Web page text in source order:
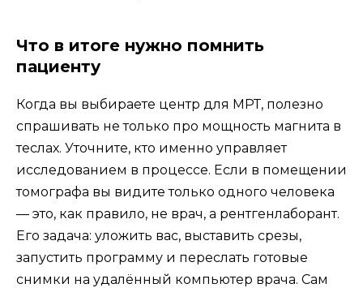
Что в итоге нужно помнить
пациенту
Когда вы выбираете центр для МРТ, полезно
спрашивать не только про мощность магнита в
теслах. Уточните, кто именно управляет
исследованием в процессе. Если в помещении
томографа вы видите только одного человека
— это, как правило, не врач, а рентгенлаборант.
Его задача: уложить вас, выставить срезы,
запустить программу и переслать готовые
снимки на удалённый компьютер врача. Сам